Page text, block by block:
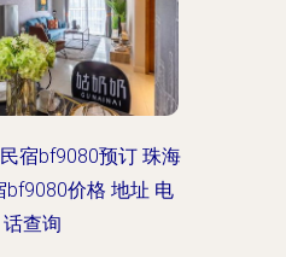
宿bf9080预订 珠海
bf9080价格 地址 电
话查询